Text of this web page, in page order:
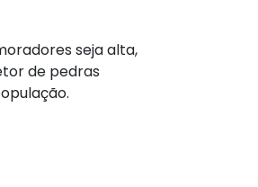
seja alta,
de pedras